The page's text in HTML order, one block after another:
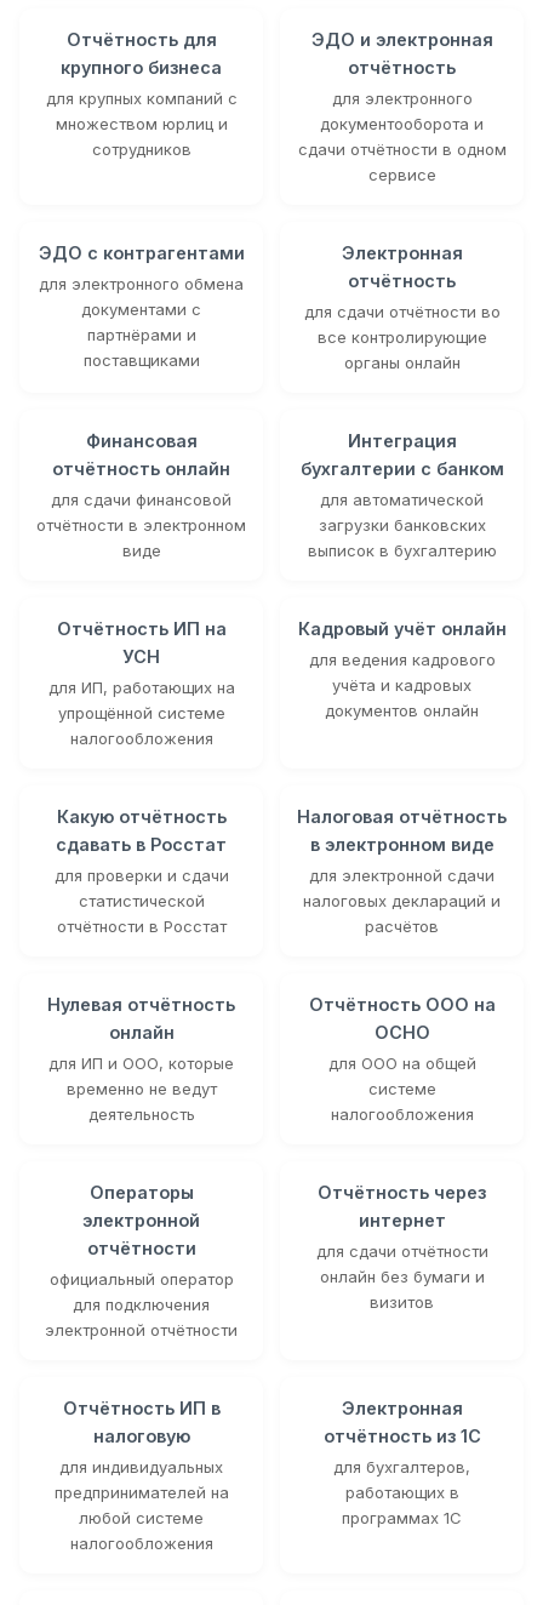
Отчётность для
крупного бизнеса
для крупных компаний с
множеством юрлиц и
сотрудников
ЭДО и электронная
отчётность
для электронного
документооборота и
сдачи отчётности в одном
сервисе
ЭДО с контрагентами
для электронного обмена
документами с
партнёрами и
поставщиками
Электронная
отчётность
для сдачи отчётности во
все контролирующие
органы онлайн
Финансовая
отчётность онлайн
для сдачи финансовой
отчётности в электронном
виде
Интеграция
бухгалтерии с банком
для автоматической
загрузки банковских
выписок в бухгалтерию
Отчётность ИП на
УСН
для ИП, работающих на
упрощённой системе
налогообложения
Кадровый учёт онлайн
для ведения кадрового
учёта и кадровых
документов онлайн
Какую отчётность
сдавать в Росстат
для проверки и сдачи
статистической
отчётности в Росстат
Налоговая отчётность
в электронном виде
для электронной сдачи
налоговых деклараций и
расчётов
Нулевая отчётность
онлайн
для ИП и ООО, которые
временно не ведут
деятельность
Отчётность ООО на
ОСНО
для ООО на общей
системе
налогообложения
Операторы
электронной
отчётности
официальный оператор
для подключения
электронной отчётности
Отчётность через
интернет
для сдачи отчётности
онлайн без бумаги и
визитов
Отчётность ИП в
налоговую
для индивидуальных
предпринимателей на
любой системе
налогообложения
Электронная
отчётность из 1С
для бухгалтеров,
работающих в
программах 1С